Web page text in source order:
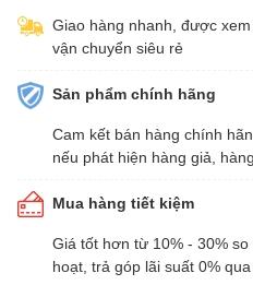
Giao hàng nhanh, được
vận chuyển siêu rẻ
Sản phẩm chính hãng
Cam kết bán hàng chính
nếu phát hiện hàng giả,
Mua hàng tiết kiệm
Giá tốt hơn từ 10% - 30%
hoạt, trả góp lãi suất 0%